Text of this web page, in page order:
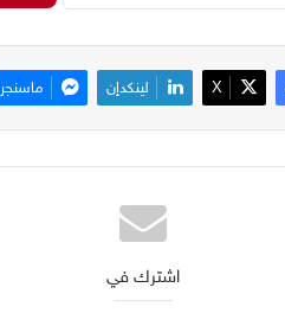
‫X لينكدإن ماسنجر
اشترك في